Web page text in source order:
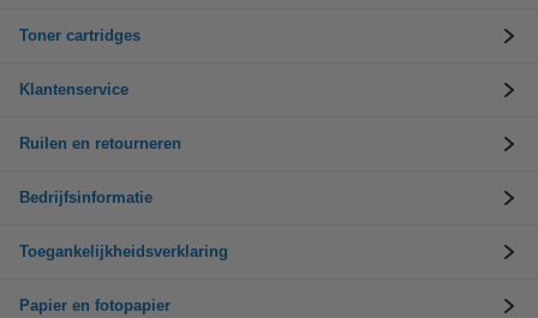
Toner cartridges
Klantenservice
Ruilen en retourneren
Bedrijfsinformatie
Toegankelijkheidsverklaring
Papier en fotopapier